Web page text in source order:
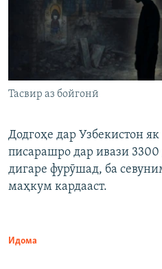
Тасвир аз бойгонӣ
Додгоҳе дар Узбекистон як
писарашро дар ивази 3300
дигаре фурӯшад, ба
маҳкум кардааст.
Идома